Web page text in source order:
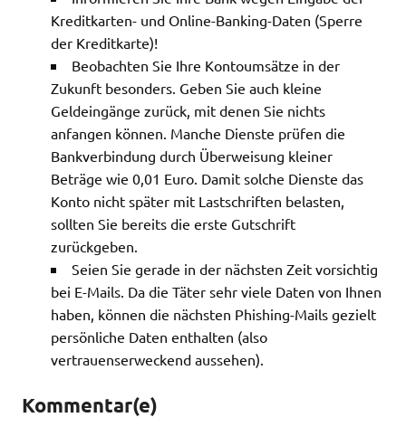
Kreditkarten- und Online-Banking-Daten (Sperre
der Kreditkarte)!
Beobachten Sie Ihre Kontoumsätze in der
Zukunft besonders. Geben Sie auch kleine
Geldeingänge zurück, mit denen Sie nichts
anfangen können. Manche Dienste prüfen die
Bankverbindung durch Überweisung kleiner
Beträge wie 0,01 Euro. Damit solche Dienste das
Konto nicht später mit Lastschriften belasten,
sollten Sie bereits die erste Gutschrift
zurückgeben.
Seien Sie gerade in der nächsten Zeit vorsichtig
bei E-Mails. Da die Täter sehr viele Daten von Ihnen
haben, können die nächsten Phishing-Mails gezielt
persönliche Daten enthalten (also
vertrauenserweckend aussehen).
Kommentar(e)